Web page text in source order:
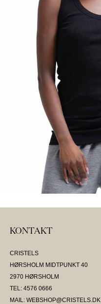
KONTAKT
CRISTELS
HØRSHOLM MIDTPUNKT 40
2970 HØRSHOLM
TEL: 4576 0666
MAIL: WEBSHOP@CRISTELS.DK